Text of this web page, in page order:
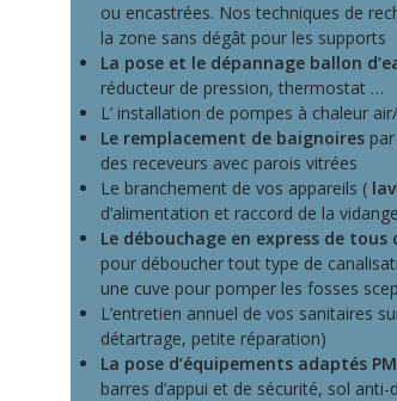
ou encastrées. Nos techniques de
la zone sans dégât pour les supports
La pose et le dépannage ballon
réducteur de pression, thermostat …
L’ installation de pompes à chaleur
Le remplacement de baignoires
des receveurs avec parois vitrées
Le branchement de vos appareils (
d’alimentation et raccord de la
Le débouchage en express de tous
pour déboucher tout type de
une cuve pour pomper les fosses
L’entretien annuel de vos sanitaires
détartrage, petite réparation)
La pose d’équipements adaptés
barres d’appui et de sécurité, sol